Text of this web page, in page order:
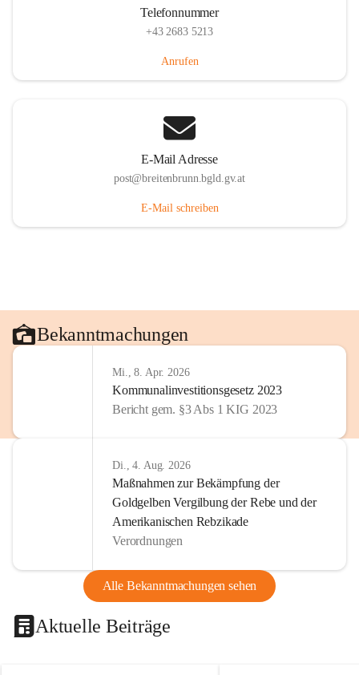
Telefonnummer
+43 2683 5213
Anrufen
E-Mail Adresse
post@breitenbrunn.bgld.gv.at
E-Mail schreiben
Bekanntmachungen
Mi., 8. Apr. 2026
Kommunalinvestitionsgesetz 2023
Bericht gem. §3 Abs 1 KIG 2023
Di., 4. Aug. 2026
Maßnahmen zur Bekämpfung der
Goldgelben Vergilbung der Rebe und der
Amerikanischen Rebzikade
Verordnungen
Alle Bekanntmachungen sehen
Aktuelle Beiträge